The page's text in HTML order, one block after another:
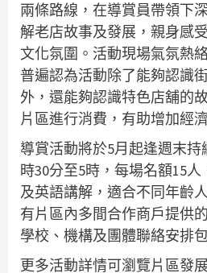
兩條路線，在導賞員帶領下
解老店故事及發展，親身感
文化氛圍。活動現場氣氛熱
普遍認為活動除了能夠認識
外，還能夠認識特色店舖的
片區進行消費，有助增加經
導賞活動將於5月起逢週末
時30分至5時，每場名額15
及英語講解，適合不同年齡
有片區內多間合作商戶提供
學校、機構及團體聯絡安排
更多活動詳情可瀏覽片區發